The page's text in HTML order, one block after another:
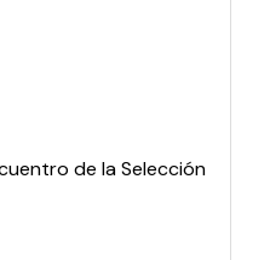
de la Selección